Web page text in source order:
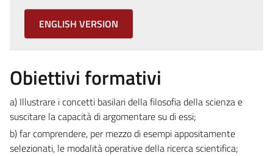
ENGLISH VERSION
Obiettivi formativi
a) Illustrare i concetti basilari della filosofia della scienza e
suscitare la capacità di argomentare su di essi;
b) far comprendere, per mezzo di esempi appositamente
selezionati, le modalità operative della ricerca scientifica;